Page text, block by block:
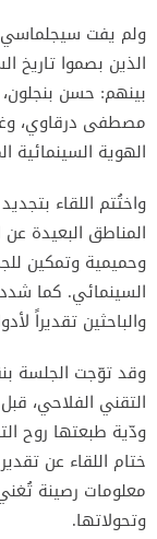
ولم يفت سيجلماسي
الذين بصموا تاريخ
بينهم: حسن بنجلون،
مصطفى درقاوي،
الهوية السينمائية
واختُتم اللقاء
المناطق البعيدة عن
وحميمية وتمكين
السينمائي. كما
والباحثين تقديراً
وقد توّجت الجلسة
التقني الفلاحي،
ودّية طبعتها روح
ختام اللقاء عن
معلومات رصينة تُغني
وتحولاتها.